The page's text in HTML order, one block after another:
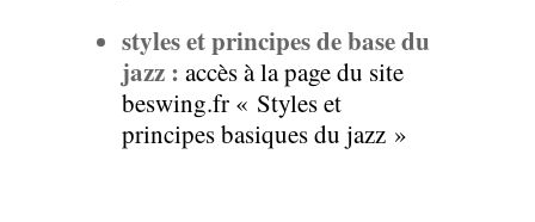
styles et principes de base du
jazz : accès à la page du site
beswing.fr « Styles et
principes basiques du jazz »